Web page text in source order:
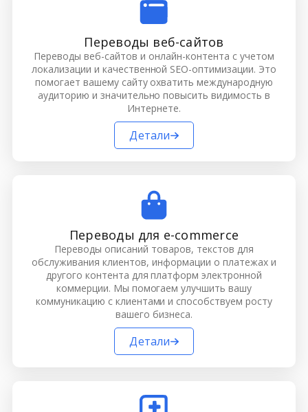
Переводы веб-сайтов
Переводы веб-сайтов и онлайн-контента с учетом
локализации и качественной SEO-оптимизации. Это
помогает вашему сайту охватить международную
аудиторию и значительно повысить видимость в
Интернете.
Детали
Переводы для e-commerce
Переводы описаний товаров, текстов для
обслуживания клиентов, информации о платежах и
другого контента для платформ электронной
коммерции. Мы помогаем улучшить вашу
коммуникацию с клиентами и способствуем росту
вашего бизнеса.
Детали